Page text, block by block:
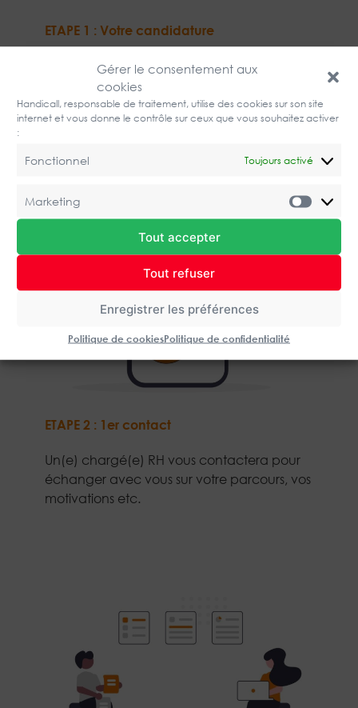
Gérer le consentement aux
cookies
Handicall, responsable de traitement, utilise des cookies sur son site
internet et vous donne le contrôle sur ceux que vous souhaitez activer
:
Fonctionnel Toujours activé
Marketing
Tout accepter
Tout refuser
Enregistrer les préférences
Politique de cookiesPolitique de confidentialité
ETAPE 1 : Votre candidature
Nous réceptionnons votre CV afin de
l’étudier avec grande attention.
ETAPE 2 : 1er contact
Un(e) chargé(e) RH vous contactera pour
échanger avec vous sur votre parcours, vos
motivations etc.